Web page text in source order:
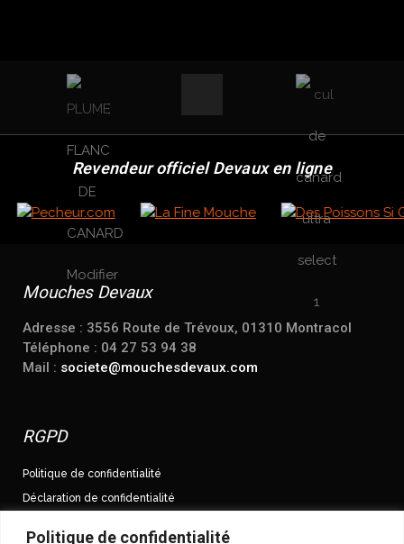
Politique de confidentialité
Revendeur officiel Devaux en ligne
Mouches Devaux
Adresse : 3556 Route de Trévoux, 01310 Montracol
Téléphone : 04 27 53 94 38
Mail : societe@mouchesdevaux.com
RGPD
Politique de confidentialité
Déclaration de confidentialité